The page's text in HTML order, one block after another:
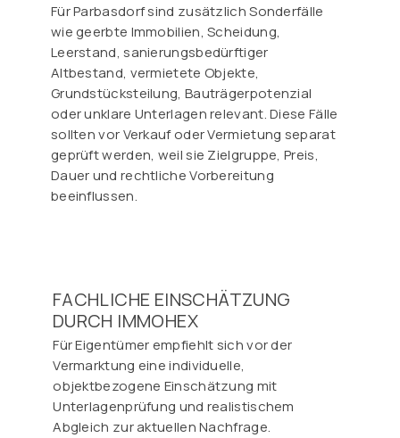
Für Parbasdorf sind zusätzlich Sonderfälle
wie geerbte Immobilien, Scheidung,
Leerstand, sanierungsbedürftiger
Altbestand, vermietete Objekte,
Grundstücksteilung, Bauträgerpotenzial
oder unklare Unterlagen relevant. Diese Fälle
sollten vor Verkauf oder Vermietung separat
geprüft werden, weil sie Zielgruppe, Preis,
Dauer und rechtliche Vorbereitung
beeinflussen.
FACHLICHE EINSCHÄTZUNG
DURCH IMMOHEX
Für Eigentümer empfiehlt sich vor der
Vermarktung eine individuelle,
objektbezogene Einschätzung mit
Unterlagenprüfung und realistischem
Abgleich zur aktuellen Nachfrage.